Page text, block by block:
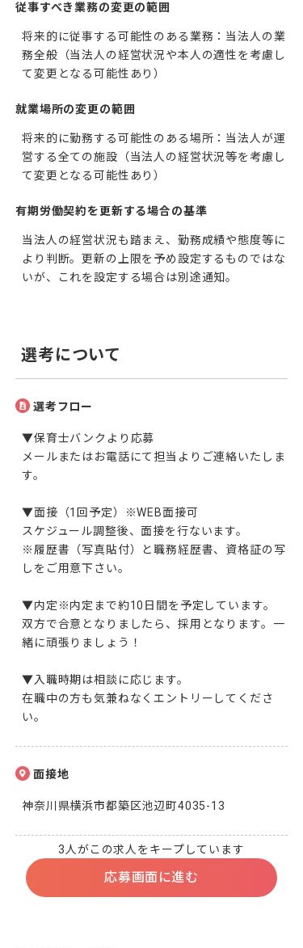
従事すべき業務の変更の範囲
将来的に従事する可能性のある業務：当法人の業
務全般（当法人の経営状況や本人の適性を考慮し
て変更となる可能性あり）
就業場所の変更の範囲
将来的に勤務する可能性のある場所：当法人が運
営する全ての施設（当法人の経営状況等を考慮し
て変更となる可能性あり）
有期労働契約を更新する場合の基準
当法人の経営状況も踏まえ、勤務成績や態度等に
より判断。更新の上限を予め設定するものではな
いが、これを設定する場合は別途通知。
選考について
選考フロー
▼保育士バンクより応募
メールまたはお電話にて担当よりご連絡いたしま
す。
▼面接（1回予定）※WEB面接可
スケジュール調整後、面接を行ないます。
※履歴書（写真貼付）と職務経歴書、資格証の写
しをご用意下さい。
▼内定※内定まで約10日間を予定しています。
双方で合意となりましたら、採用となります。一
緒に頑張りましょう！
▼入職時期は相談に応じます。
在職中の方も気兼ねなくエントリーしてくださ
い。
面接地
神奈川県横浜市都築区池辺町4035-13
3人がこの求人をキープしています
応募画面に進む